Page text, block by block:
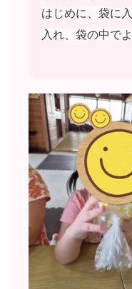
はじめに、袋に
入れ、袋の中で